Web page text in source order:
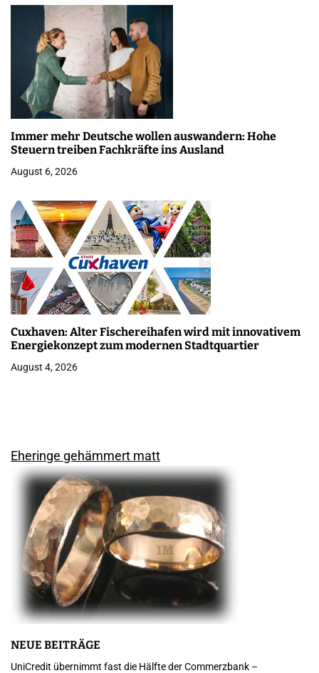
Immer mehr Deutsche wollen auswandern: Hohe
Steuern treiben Fachkräfte ins Ausland
August 6, 2026
Cuxhaven: Alter Fischereihafen wird mit innovativem
Energiekonzept zum modernen Stadtquartier
August 4, 2026
Eheringe gehämmert matt
NEUE BEITRÄGE
UniCredit übernimmt fast die Hälfte der Commerzbank –